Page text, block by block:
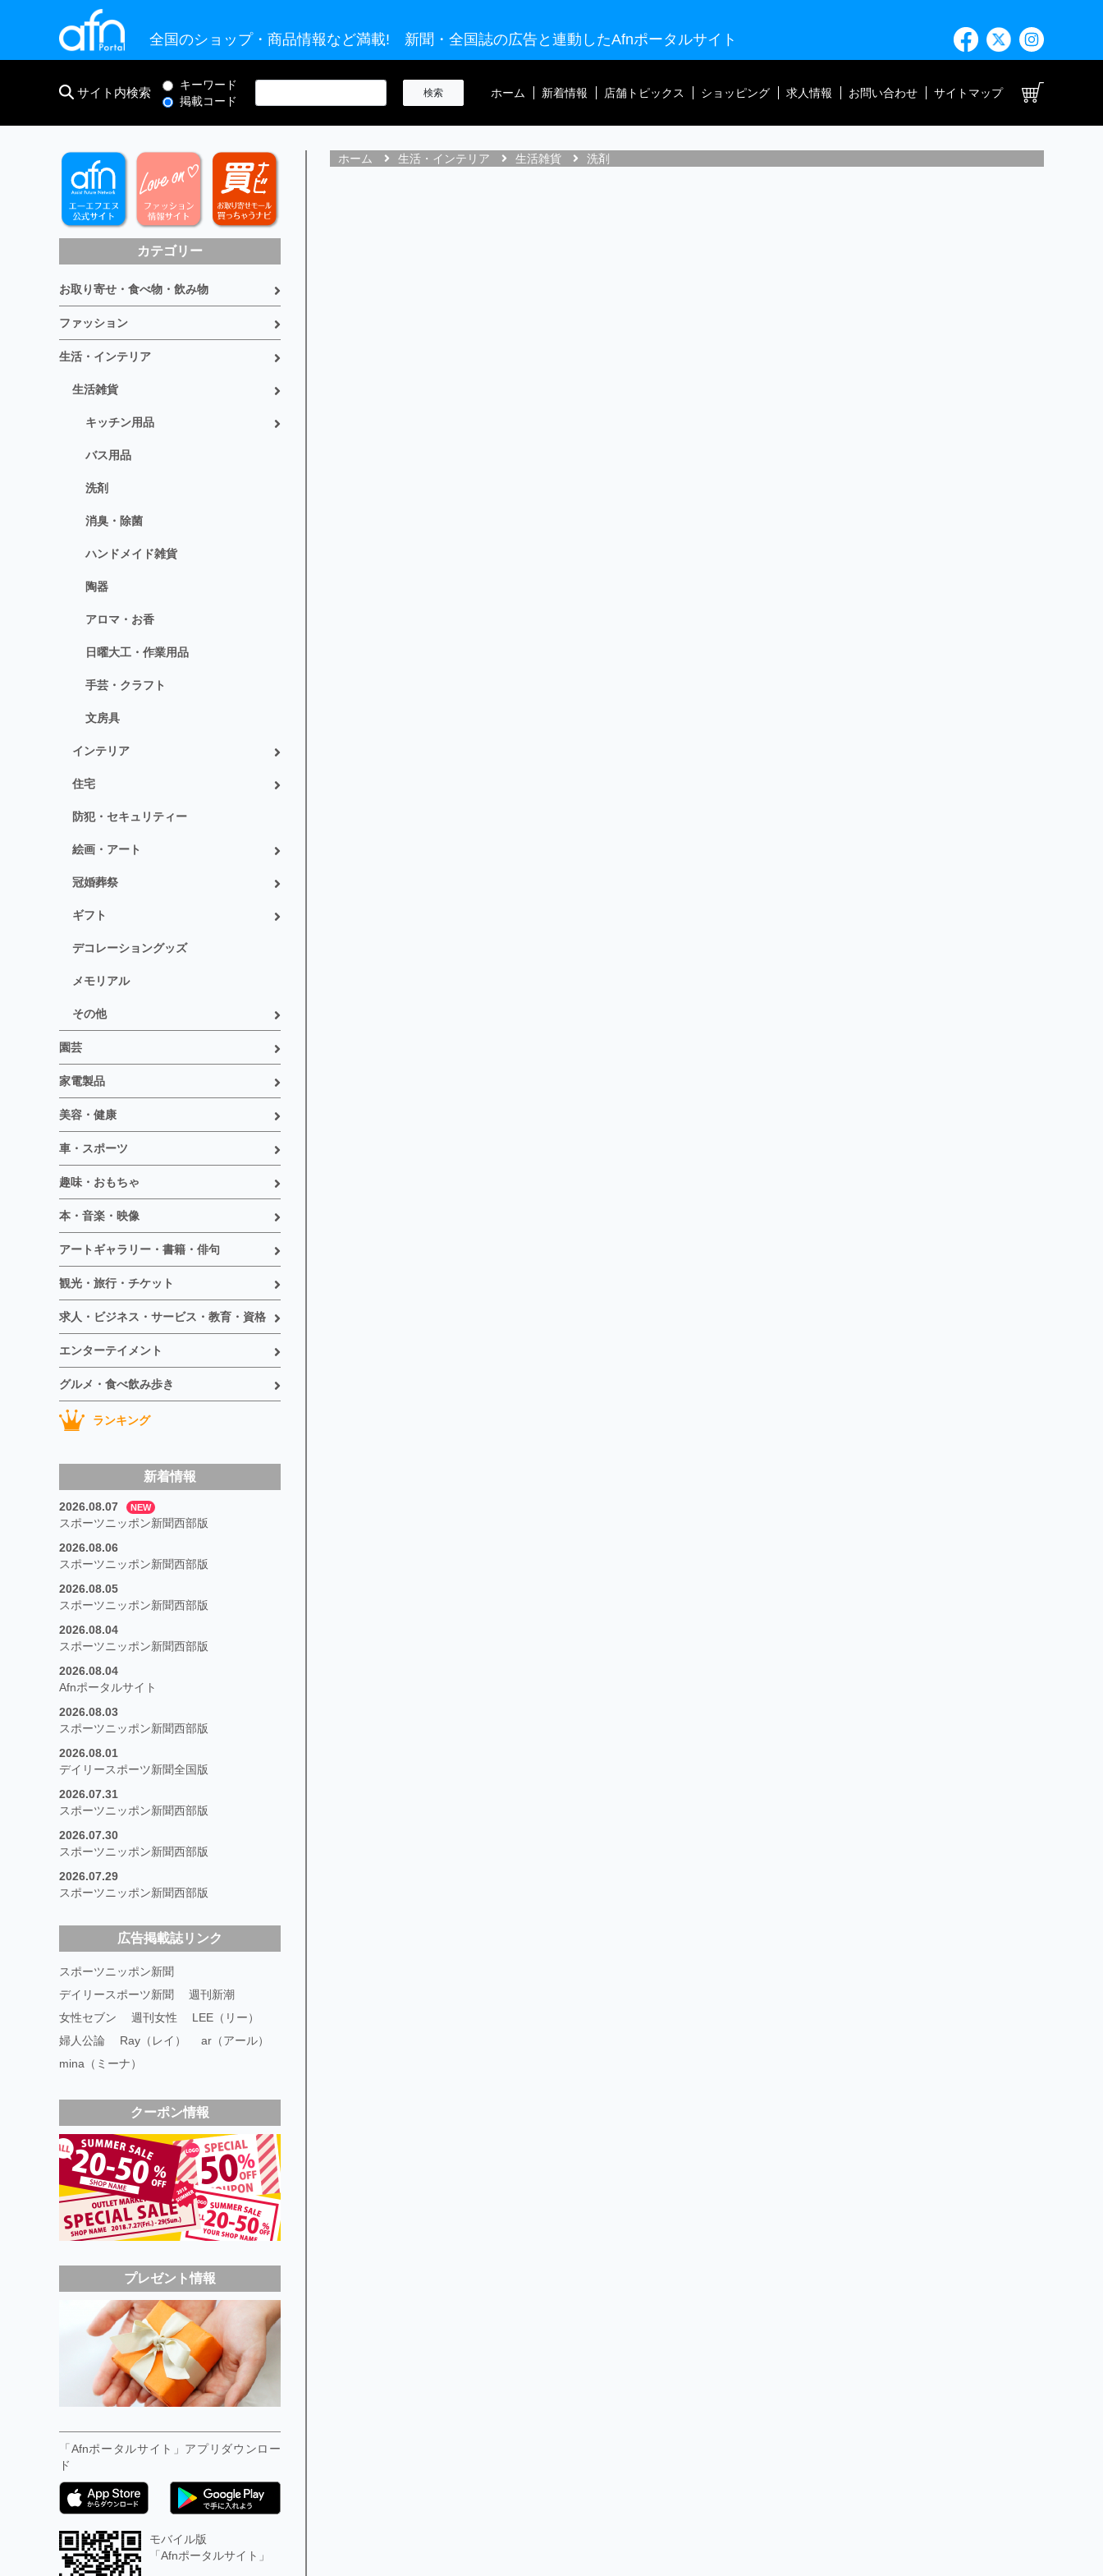
全国のショップ・商品情報など満載! 新聞・全国誌の広告と連動したAfnポータルサイト
サイト内検索
キーワード
掲載コード
ホーム 新着情報 店舗トピックス ショッピング 求人情報 お問い合わせ サイトマップ
カテゴリー
お取り寄せ・食べ物・飲み物
ファッション
生活・インテリア
生活雑貨
キッチン用品
バス用品
洗剤
消臭・除菌
ハンドメイド雑貨
陶器
アロマ・お香
日曜大工・作業用品
手芸・クラフト
文房具
インテリア
住宅
防犯・セキュリティー
絵画・アート
冠婚葬祭
ギフト
デコレーショングッズ
メモリアル
その他
園芸
家電製品
美容・健康
車・スポーツ
趣味・おもちゃ
本・音楽・映像
アートギャラリー・書籍・俳句
観光・旅行・チケット
求人・ビジネス・サービス・教育・資格
エンターテイメント
グルメ・食べ飲み歩き
ランキング
新着情報
2026.08.07 NEW
スポーツニッポン新聞西部版
2026.08.06
スポーツニッポン新聞西部版
2026.08.05
スポーツニッポン新聞西部版
2026.08.04
スポーツニッポン新聞西部版
2026.08.04
Afnポータルサイト
2026.08.03
スポーツニッポン新聞西部版
2026.08.01
デイリースポーツ新聞全国版
2026.07.31
スポーツニッポン新聞西部版
2026.07.30
スポーツニッポン新聞西部版
2026.07.29
スポーツニッポン新聞西部版
広告掲載誌リンク
スポーツニッポン新聞
デイリースポーツ新聞
週刊新潮
女性セブン
週刊女性
LEE（リー）
婦人公論
Ray（レイ）
ar（アール）
mina（ミーナ）
クーポン情報
プレゼント情報
「Afnポータルサイト」アプリダウンロー
ド
モバイル版
「Afnポータルサイト」
ホーム 生活・インテリア 生活雑貨 洗剤